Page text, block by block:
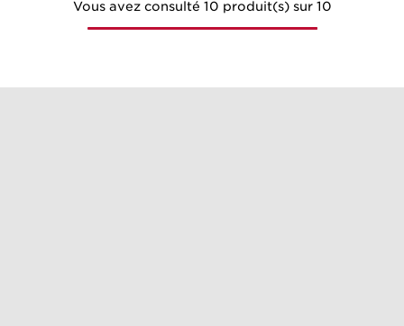
Vous avez consulté 10 produit(s) sur 10